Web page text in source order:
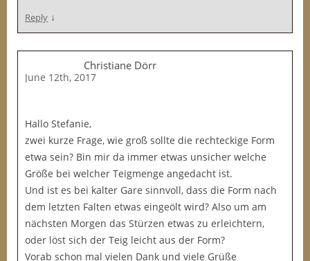
Reply ↓
Christiane Dörr
June 12th, 2017
Hallo Stefanie,
zwei kurze Frage, wie groß sollte die rechteckige Form
etwa sein? Bin mir da immer etwas unsicher welche
Größe bei welcher Teigmenge angedacht ist.
Und ist es bei kalter Gare sinnvoll, dass die Form nach
dem letzten Falten etwas eingeölt wird? Also um am
nächsten Morgen das Stürzen etwas zu erleichtern,
oder löst sich der Teig leicht aus der Form?
Vorab schon mal vielen Dank und viele Grüße